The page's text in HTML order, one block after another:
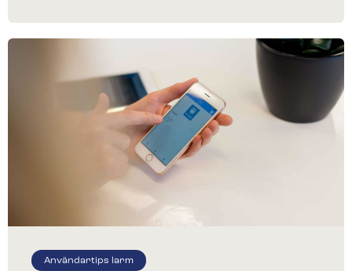
Användartips larm